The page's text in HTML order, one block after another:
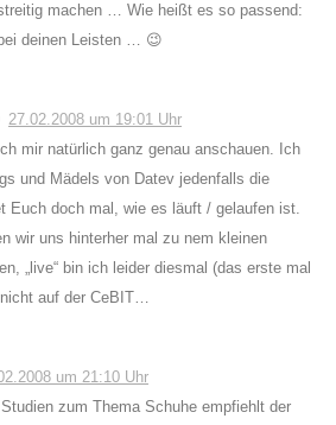
machen … Wie heißt es so passend:
deinen Leisten … 😉
27.02.2008 um 19:01 Uhr
mir natürlich ganz genau anschauen. Ich
und Mädels von Datev jedenfalls die
Euch doch mal, wie es läuft / gelaufen ist.
wir uns hinterher mal zu nem kleinen
„live“ bin ich leider diesmal (das erste mal
auf der CeBIT…
um 21:10 Uhr
zum Thema Schuhe empfiehlt der